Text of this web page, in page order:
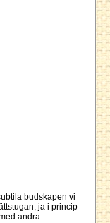
budskapen vi
ja i princip
andra.